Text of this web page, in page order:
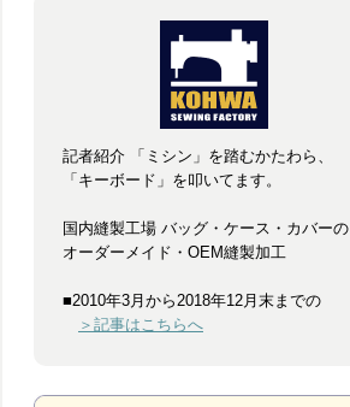
記者紹介 「ミシン」を踏むかたわら、
「キーボード」を叩いてます。
国内縫製工場 バッグ・ケース・カバーの
オーダーメイド・OEM縫製加工
■2010年3月から2018年12月末までの
＞記事はこちらへ